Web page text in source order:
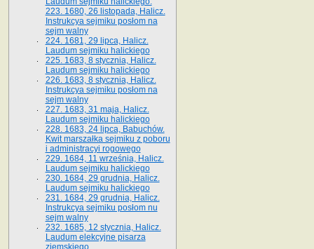
223. 1680, 26 listopada, Halicz.
Instrukcya sejmiku posłom na
sejm walny
224. 1681, 29 lipca, Halicz.
Laudum sejmiku halickiego
225. 1683, 8 stycznia, Halicz.
Laudum sejmiku halickiego
226. 1683, 8 stycznia, Halicz.
Instrukcya sejmiku posłom na
sejm walny
227. 1683, 31 maja, Halicz.
Laudum sejmiku halickiego
228. 1683, 24 lipca, Babuchów.
Kwit marszałka sejmiku z poboru
i administracyi rogowego
229. 1684, 11 września, Halicz.
Laudum sejmiku halickiego
230. 1684, 29 grudnia, Halicz.
Laudum sejmiku halickiego
231. 1684, 29 grudnia, Halicz.
Instrukcya sejmiku posłom nu
sejm walny
232. 1685, 12 stycznia, Halicz.
Laudum elekcyjne pisarza
ziemskiego